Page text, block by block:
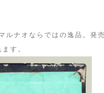
ナオならではの逸品。発
す。